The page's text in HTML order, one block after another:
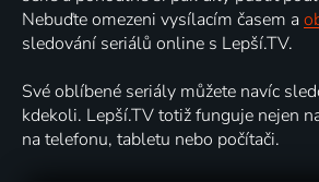
Nebuďte omezeni vysílacím časem a
sledování seriálů online s Lepší.TV.
Své oblíbené seriály můžete navíc
kdekoli. Lepší.TV totiž funguje nejen
na telefonu, tabletu nebo počítači.